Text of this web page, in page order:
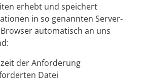
erhebt und speichert
in so genannten Server-
automatisch an uns
der Anforderung
Datei